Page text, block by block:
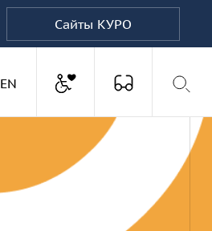
Сайты КУРО
ENАнглийская версияДоступная среда
Версия для